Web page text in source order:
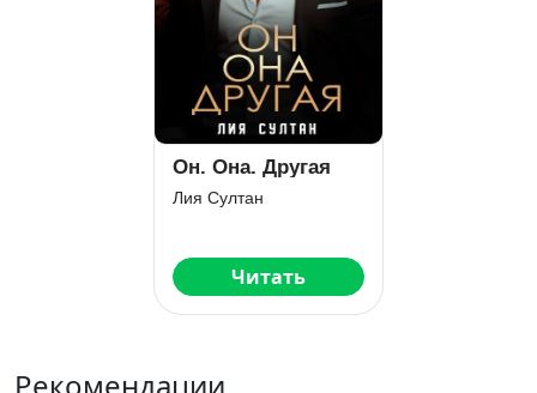
Он. Она. Другая
Лия Султан
Читать